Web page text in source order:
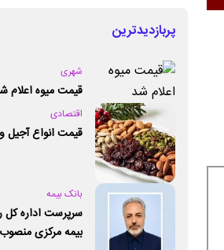
پربازدیدترین
شهری
قیمت میوه اعلام
اقتصادی
قیمت انواع آجیل
بانک بیمه
سرپرست اداره کل
بیمه مرکزی